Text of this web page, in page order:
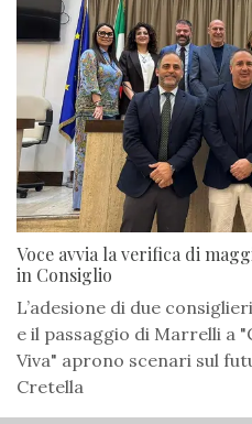
Voce avvia la verifica di
in Consiglio
L’adesione di due
e il passaggio di Marrelli a
Viva" aprono scenari sul
Cretella